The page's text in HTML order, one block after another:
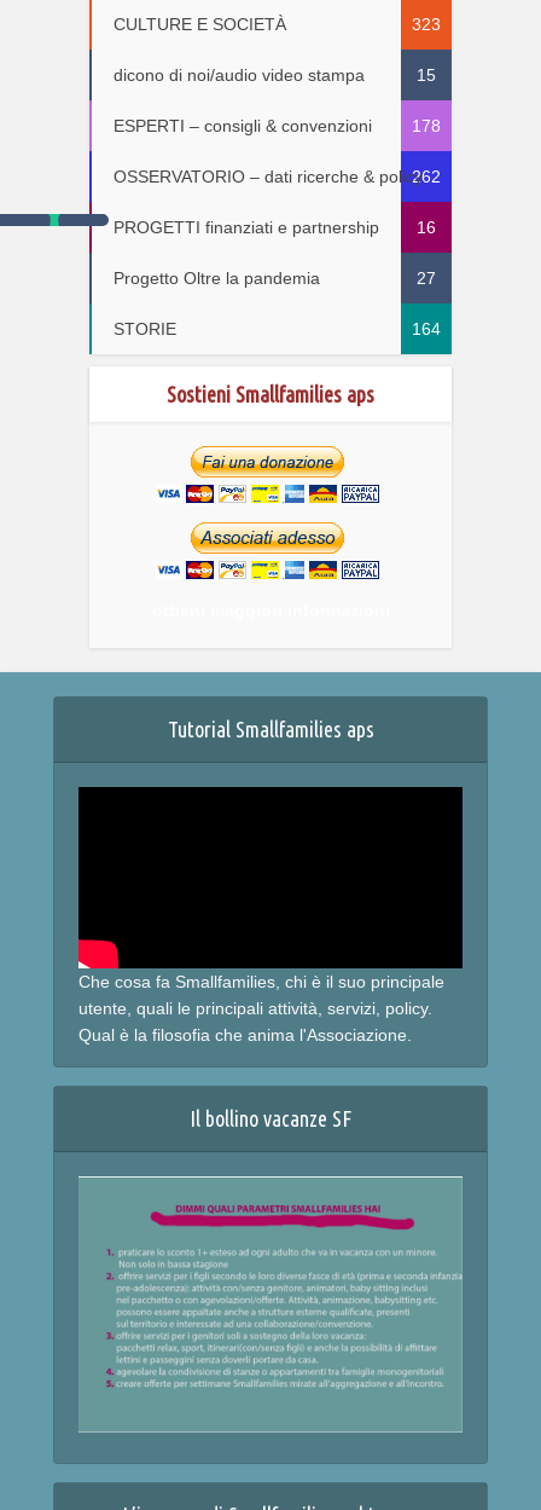
CULTURE E SOCIETÀ 323
dicono di noi/audio video stampa 15
ESPERTI – consigli & convenzioni 178
OSSERVATORIO – dati ricerche & policy262
PROGETTI finanziati e partnership 16
Progetto Oltre la pandemia 27
STORIE 164
Sostieni Smallfamilies aps
Tutorial Smallfamilies aps
Che cosa fa Smallfamilies, chi è il suo principale
utente, quali le principali attività, servizi, policy.
Qual è la filosofia che anima l'Associazione.
Il bollino vacanze SF